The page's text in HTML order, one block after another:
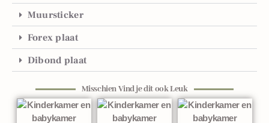
Muursticker
Forex plaat
Dibond plaat
Misschien Vind je dit ook Leuk
Gerelateerde producten